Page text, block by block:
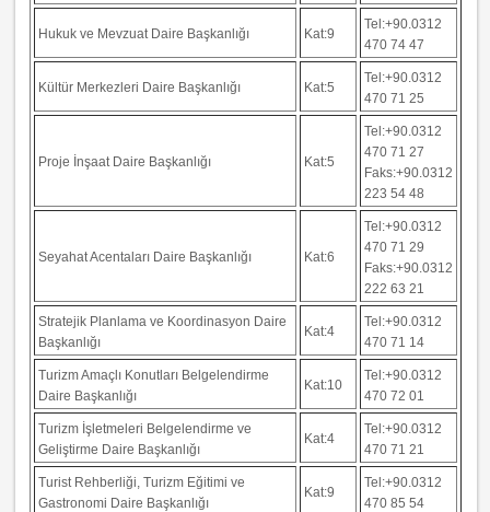
Hukuk ve Mevzuat Daire Başkanlığı Kat:9
Tel:+90.0312
470 74 47
Kültür Merkezleri Daire Başkanlığı Kat:5
Tel:+90.0312
470 71 25
Proje İnşaat Daire Başkanlığı Kat:5
Tel:+90.0312
470 71 27
Faks:+90.0312
223 54 48
Seyahat Acentaları Daire Başkanlığı Kat:6
Tel:+90.0312
470 71 29
Faks:+90.0312
222 63 21
Stratejik Planlama ve Koordinasyon Daire
Başkanlığı
Kat:4
Tel:+90.0312
470 71 14
Turizm Amaçlı Konutları Belgelendirme
Daire Başkanlığı
Kat:10
Tel:+90.0312
470 72 01
Turizm İşletmeleri Belgelendirme ve
Geliştirme Daire Başkanlığı
Kat:4
Tel:+90.0312
470 71 21
Turist Rehberliği, Turizm Eğitimi ve
Gastronomi Daire Başkanlığı
Kat:9
Tel:+90.0312
470 85 54